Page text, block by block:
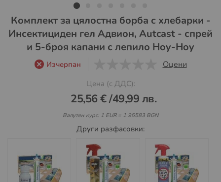
Преминете
към
началото
галерия
Комплект за цялостна борба с хлебарки -
Инсектициден гел Адвион, Autcast - спрей
и 5-броя капани с лепило Hoy-Hoy
Изчерпан Оцени
Цена (с ДДС):
25,56 €/49,99 лв.
Валутен курс: 1 EUR = 1.95583 BGN
Други разфасовки: